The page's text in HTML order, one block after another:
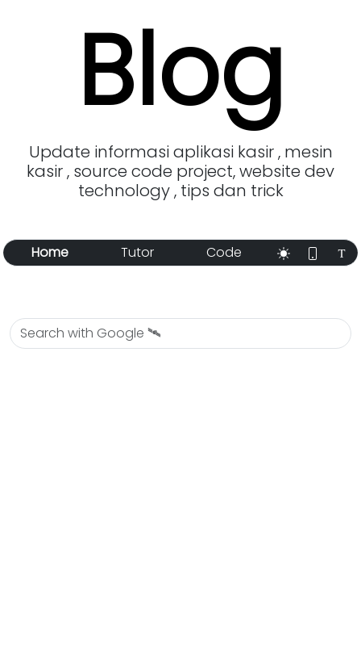
Blog
Update informasi aplikasi kasir , mesin
kasir , source code project, website dev
technology , tips dan trick
Home Tutor Code